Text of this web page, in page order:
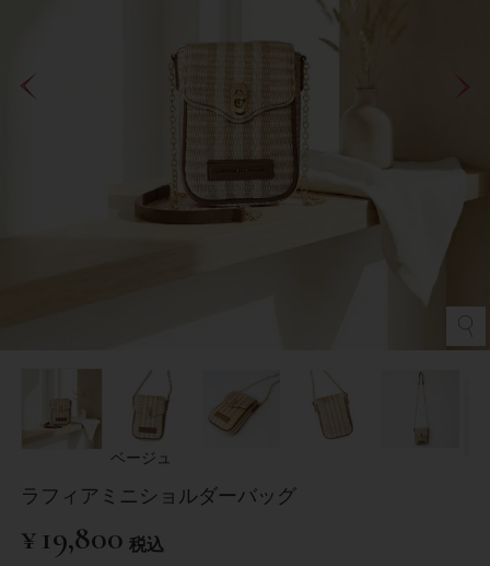
ベージュ
ラフィアミニショルダーバッグ
¥19,800 税込